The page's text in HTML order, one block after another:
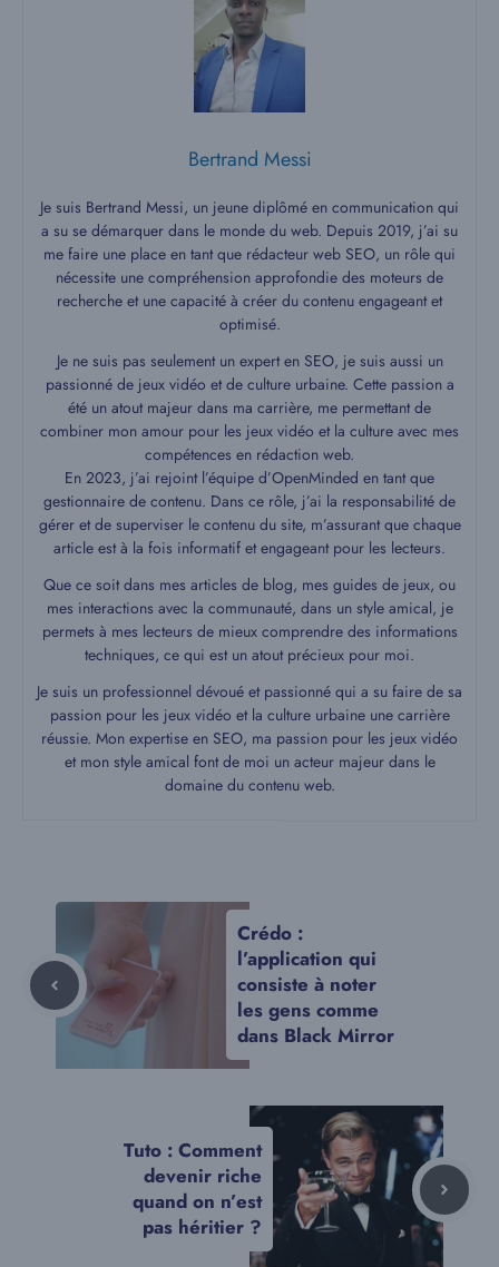
Bertrand Messi
Je suis Bertrand Messi, un jeune diplômé en communication qui
a su se démarquer dans le monde du web. Depuis 2019, j’ai su
me faire une place en tant que rédacteur web SEO, un rôle qui
nécessite une compréhension approfondie des moteurs de
recherche et une capacité à créer du contenu engageant et
optimisé.
Je ne suis pas seulement un expert en SEO, je suis aussi un
passionné de jeux vidéo et de culture urbaine. Cette passion a
été un atout majeur dans ma carrière, me permettant de
combiner mon amour pour les jeux vidéo et la culture avec mes
compétences en rédaction web.
En 2023, j’ai rejoint l’équipe d’OpenMinded en tant que
gestionnaire de contenu. Dans ce rôle, j’ai la responsabilité de
gérer et de superviser le contenu du site, m’assurant que chaque
article est à la fois informatif et engageant pour les lecteurs.
Que ce soit dans mes articles de blog, mes guides de jeux, ou
mes interactions avec la communauté, dans un style amical, je
permets à mes lecteurs de mieux comprendre des informations
techniques, ce qui est un atout précieux pour moi.
Je suis un professionnel dévoué et passionné qui a su faire de sa
passion pour les jeux vidéo et la culture urbaine une carrière
réussie. Mon expertise en SEO, ma passion pour les jeux vidéo
et mon style amical font de moi un acteur majeur dans le
domaine du contenu web.
Crédo :
l’application qui
consiste à noter
les gens comme
dans Black Mirror
Tuto : Comment
devenir riche
quand on n’est
pas héritier ?